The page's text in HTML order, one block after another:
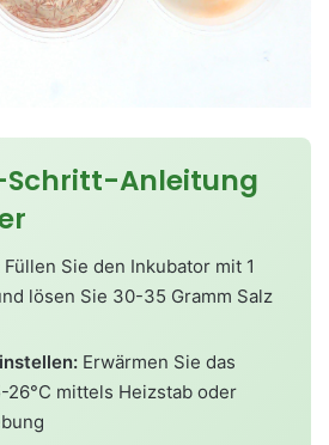
Anleitung
Füllen Sie den Inkubator mit 1
lösen Sie 30-35 Gramm Salz
Erwärmen Sie das
26°C mittels Heizstab oder